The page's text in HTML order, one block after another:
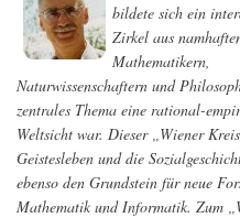
bildete sich ein
Zirkel aus
Mathematikern,
Naturwissenschaftern und
zentrales Thema eine rational-
Weltsicht war. Dieser „Wiener
Geistesleben und die
ebenso den Grundstein für neue
Mathematik und Informatik. Zum